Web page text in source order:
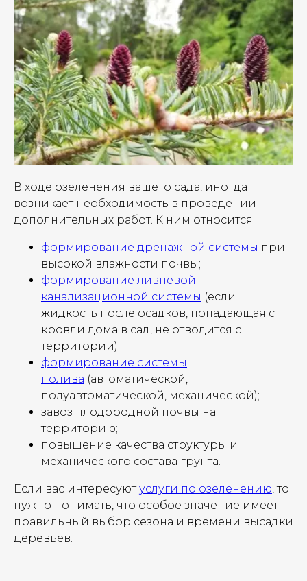
В ходе озеленения вашего сада, иногда
возникает необходимость в проведении
дополнительных работ. К ним относится:
формирование дренажной системы при
высокой влажности почвы;
формирование ливневой
канализационной системы (если
жидкость после осадков, попадающая с
кровли дома в сад, не отводится с
территории);
формирование системы
полива (автоматической,
полуавтоматической, механической);
завоз плодородной почвы на
территорию;
повышение качества структуры и
механического состава грунта.
Если вас интересуютуслуги по озеленению , то
нужно понимать, что особое значение имеет
правильный выбор сезона и времени высадки
деревьев.